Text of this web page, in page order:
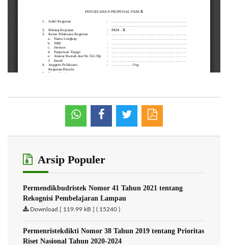
Arsip Populer
Permendikbudristek Nomor 41 Tahun 2021 tentang
Rekognisi Pembelajaran Lampau
Download [ 119.99 kB ] ( 15240 )
Permenristekdikti Nomor 38 Tahun 2019 tentang Prioritas
Riset Nasional Tahun 2020-2024